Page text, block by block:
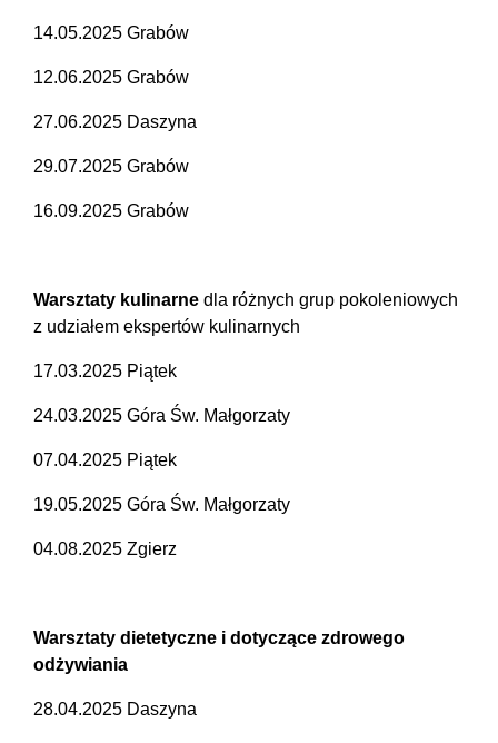
14.05.2025 Grabów
12.06.2025 Grabów
27.06.2025 Daszyna
29.07.2025 Grabów
16.09.2025 Grabów
Warsztaty kulinarne dla różnych grup pokoleniowych
z udziałem ekspertów kulinarnych
17.03.2025 Piątek
24.03.2025 Góra Św. Małgorzaty
07.04.2025 Piątek
19.05.2025 Góra Św. Małgorzaty
04.08.2025 Zgierz
Warsztaty dietetyczne i dotyczące zdrowego
odżywiania
28.04.2025 Daszyna